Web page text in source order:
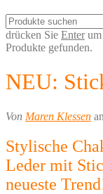
drücken Sie Enterum
Produkte gefunden.
NEU:
Von Maren Klessen
Stylische
Leder mit
neueste